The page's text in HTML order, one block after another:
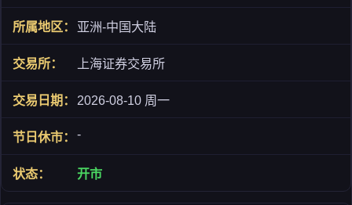
亚洲-中国大陆
上海证券交易所
2026-08-10 周一
-
开市